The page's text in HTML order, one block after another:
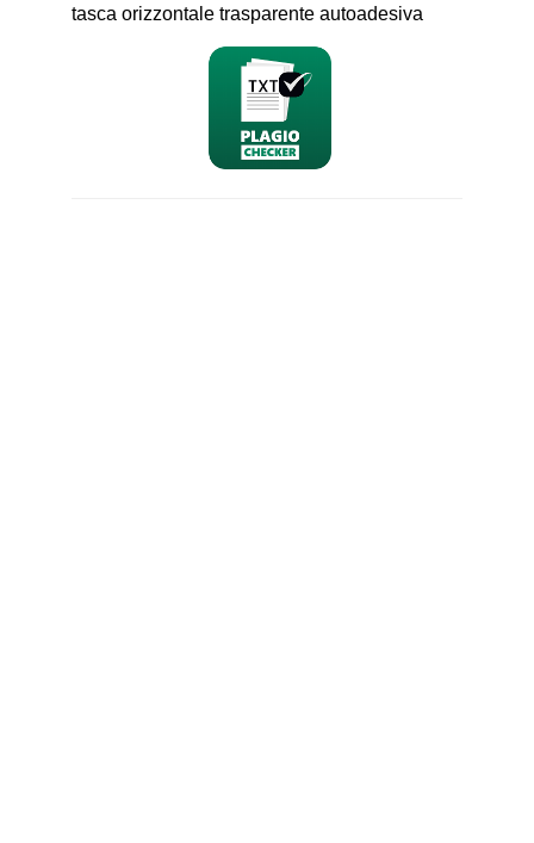
tasca orizzontale trasparente autoadesiva